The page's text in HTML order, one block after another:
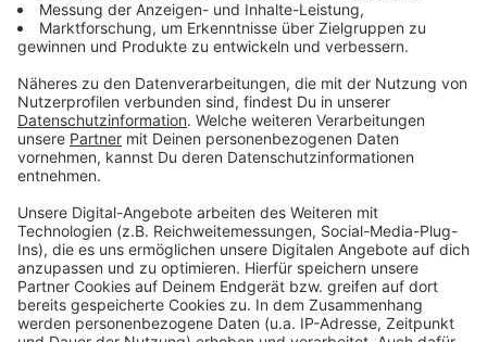
anderem Rohstoff-Engpässe . Durch die Pandemie ist
der weltweite Seehandel aus dem Gleichgewicht
Schiffscontainer enorm gestiegen. Wie lange der
Mangel an Papiertüten noch anhält ist noch unklar-
viele Hersteller verschieben immer wieder die
Liefertermine.
Anzeige